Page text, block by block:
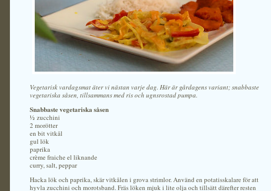
Vegetarisk vardagsmat äter vi nästan varje dag. Här är gårdagens variant; snabbaste
vegetariska såsen, tillsammans med ris och ugnsrostad pumpa.
Snabbaste vegetariska såsen
½ zucchini
2 morötter
en bit vitkål
gul lök
paprika
crème fraiche el liknande
curry, salt, peppar
Hacka lök och paprika, skär vitkålen i grova strimlor. Använd en potatisskalare för att
hyvla zucchini och morotsband. Fräs löken mjuk i lite olja och tillsätt därefter resten